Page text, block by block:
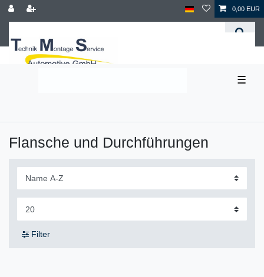
0,00 EUR
☰
Flansche und Durchführungen
Filter